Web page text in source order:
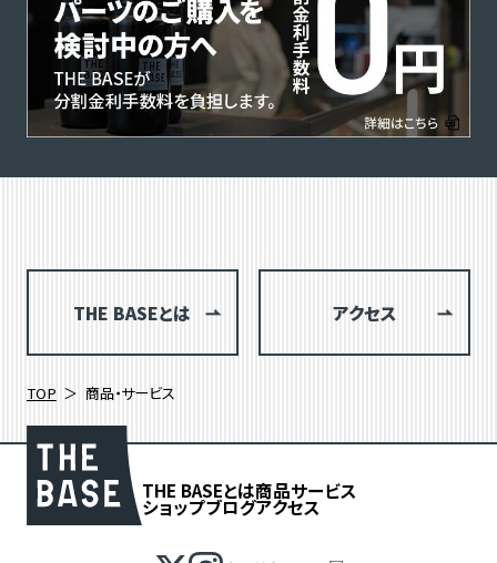
THE BASEとは アクセス
TOP 商品・サービス
THE BASEとは商品サービス
ショップブログアクセス